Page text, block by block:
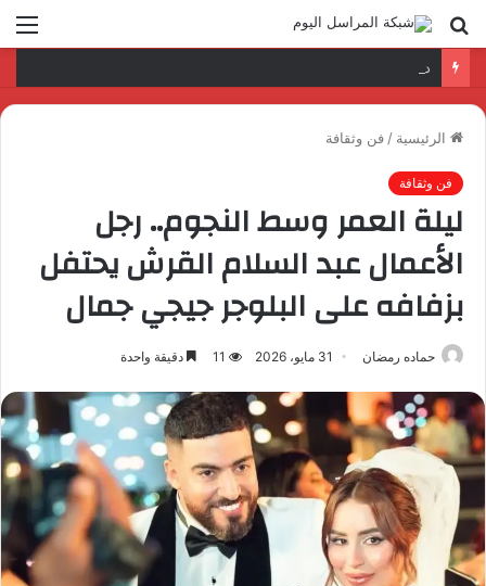
بحث
عن
الرئيسية / فن وثقافة
فن وثقافة
ليلة العمر وسط النجوم.. رجل
الأعمال عبد السلام القرش يحتفل
بزفافه على البلوجر جيجي جمال
حماده رمضان 31 مايو، 2026 11 دقيقة واحدة